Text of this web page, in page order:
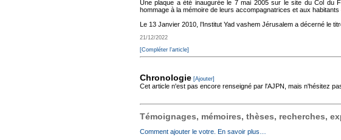
Une plaque a été inaugurée le 7 mai 2005 sur le site du Col du
hommage à la mémoire de leurs accompagnatrices et aux
Le 13 Janvier 2010, l’Institut Yad vashem Jérusalem a décerné le
21/12/2022
[Compléter l'article]
Chronologie [Ajouter]
Cet article n'est pas encore renseigné par l'AJPN, mais n'hésitez
Témoignages, mémoires, thèses, recherches,
Comment ajouter le votre. En savoir plus…